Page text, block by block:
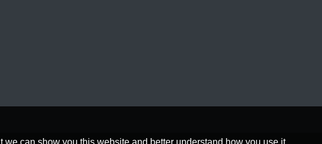
can show you this website and better understand how you use it,